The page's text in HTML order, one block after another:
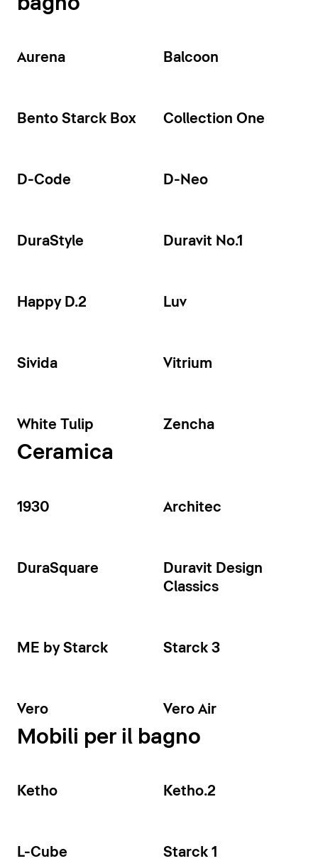
Aurena Balcoon
Bento Starck Box Collection One
D-Code D-Neo
DuraStyle Duravit No.1
Happy D.2 Luv
Sivida Vitrium
White Tulip Zencha
Ceramica
1930 Architec
DuraSquare
Duravit Design
Classics
ME by Starck Starck 3
Vero Vero Air
Mobili per il bagno
Ketho Ketho.2
L-Cube Starck 1